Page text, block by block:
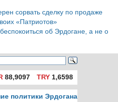
сорвать сделку по продаже
«Патриотов»
об Эрдогане, а не о
88,9097 TRY1,6598
политики Эрдогана